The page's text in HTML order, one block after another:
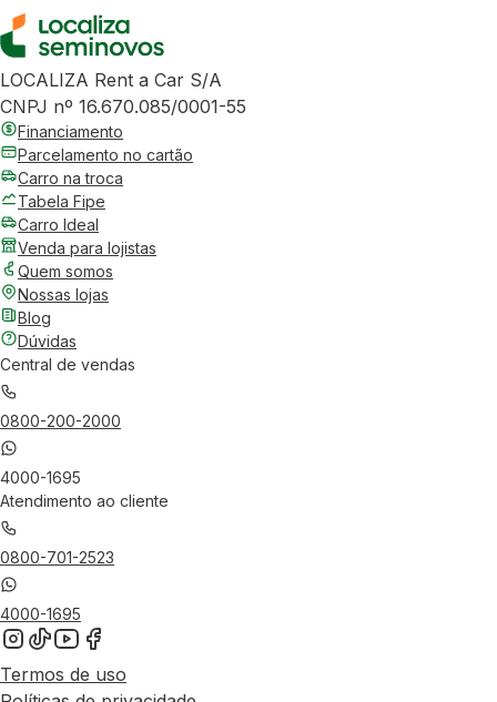
LOCALIZA Rent a Car S/A
CNPJ nº 16.670.085/0001-55
Financiamento
Parcelamento no cartão
Carro na troca
Tabela Fipe
Carro Ideal
Venda para lojistas
Quem somos
Nossas lojas
Blog
Dúvidas
Central de vendas
0800-200-2000
4000-1695
Atendimento ao cliente
0800-701-2523
4000-1695
Termos de uso